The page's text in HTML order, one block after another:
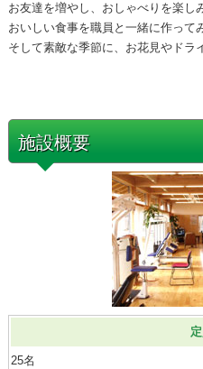
お友達を増やし、おしゃべりを楽し
おいしい食事を職員と一緒に作って
そして素敵な季節に、お花見やドラ
施設概要
25名